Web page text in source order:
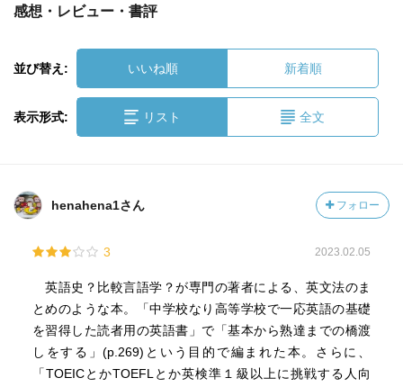
感想・レビュー・書評
並び替え: いいね順 新着順
表示形式: リスト 全文
henahena1さん フォロー
3 2023.02.05
英語史？比較言語学？が専門の著者による、英文法のま
とめのような本。「中学校なり高等学校で一応英語の基礎
を習得した読者用の英語書」で「基本から熟達までの橋渡
しをする」(p.269)という目的で編まれた本。さらに、
「TOEICとかTOEFLとか英検準１級以上に挑戦する人向